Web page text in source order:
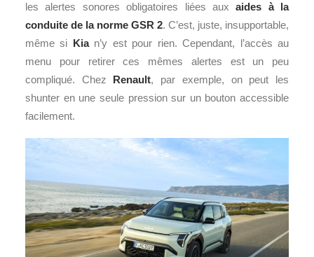
les alertes sonores obligatoires liées auxaides à la
conduite de la norme GSR 2. C’est, juste, insupportable,
même si Kian’y est pour rien. Cependant, l’accès au
menu pour retirer ces mêmes alertes est un peu
compliqué. Chez Renault, par exemple, on peut les
shunter en une seule pression sur un bouton accessible
facilement.